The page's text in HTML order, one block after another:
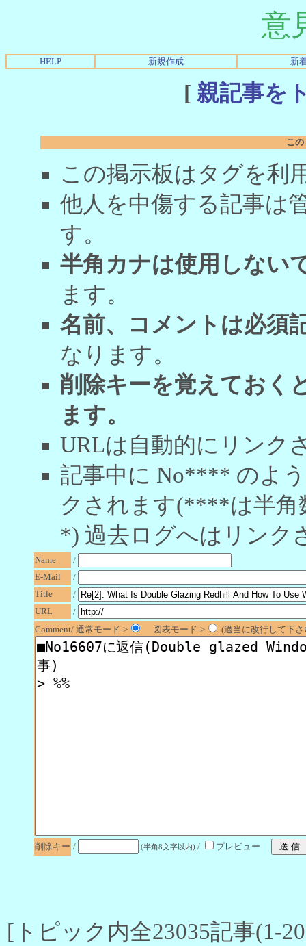
意
HELP 新規作成 新
[ 親記事を
こ
この掲示板はタグを利
他人を中傷する記事は
す。
半角カナは使用しない
ます。
名前、コメントは必須
なります。
削除キーを覚えておく
ます。
URLは自動的にリンク
記事中に No**** のよ
クされます(****は半角
*) 過去ログへはリンク
Name
/
E-Mail
/
Title
/
URL
/
Comment/ 通常モード->
図表モード-> (適当に改行して下
削除キー / (半角8文字以内) / プレビュー
[トピック内全23035記事(1-